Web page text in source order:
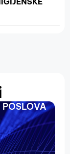
POSLOVA